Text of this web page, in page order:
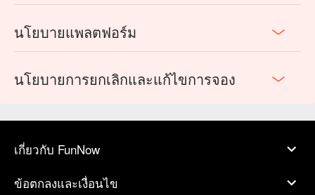
นโยบายแพลตฟอร์ม
นโยบายการยกเลิกและแก้ไขการจอง
เกี่ยวกับ FunNow
ข้อตกลงและเงื่อนไข